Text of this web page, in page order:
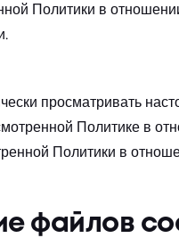
Политики в
просматривать
Политике в
Политики в
файлов